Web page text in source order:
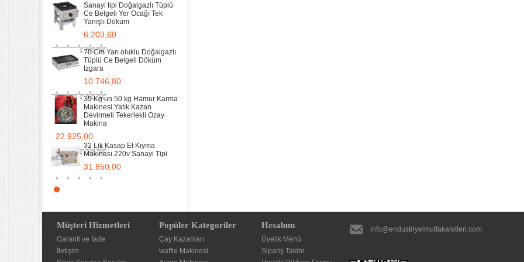
17,5
11.902,13
Sanayi tipi Doğalgazlı Tüplü
Ce Belgeli Yer Ocağı Tek
Yanışlı Döküm
6.203,60
70 Cm Yarı oluklu Doğalgazlı
Tüplü Ce Belgeli Döküm
Izgara
10.746,80
35 Kg un 50 kg Hamur Karma
Makinesi Yatık Kazan
Devirmeli Tekerlekli Ozay
Makina
22.925,00
32 Lik Kasap Et Kıyma
Makinası 220v Sanayi Tipi
31.850,00
6.203,60
70 Cm Yarı oluklu Doğalgazlı
Tüplü Ce Belgeli Döküm
Müşteri Hizmetleri
Garanti ve İade
İletişim
Popüler Kategoriler
Çay Kazanları
waffle Makinesi
Hesabım
Üyelik Menü
Sipariş Takibi
info@endustriyelmutfakaletleri.com